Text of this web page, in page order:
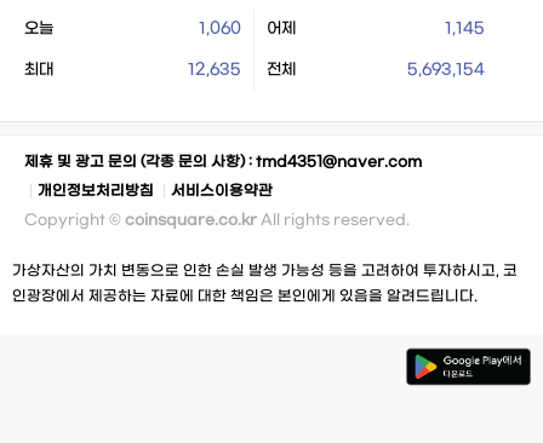
오늘 1,060 어제 1,145
최대 12,635 전체 5,693,154
제휴 및 광고 문의 (각종 문의 사항) : tmd4351@naver.com
개인정보처리방침
서비스이용약관
Copyright © coinsquare.co.kr All rights reserved.
가상자산의 가치 변동으로 인한 손실 발생 가능성 등을 고려하여 투자하시고, 코
인광장에서 제공하는 자료에 대한 책임은 본인에게 있음을 알려드립니다.